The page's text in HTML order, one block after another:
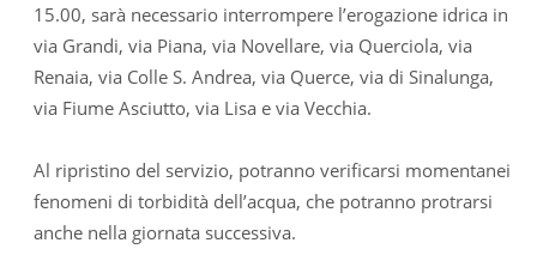
15.00, sarà necessario interrompere l’erogazione idrica in
via Grandi, via Piana, via Novellare, via Querciola, via
Renaia, via Colle S. Andrea, via Querce, via di Sinalunga,
via Fiume Asciutto, via Lisa e via Vecchia.
Al ripristino del servizio, potranno verificarsi momentanei
fenomeni di torbidità dell’acqua, che potranno protrarsi
anche nella giornata successiva.